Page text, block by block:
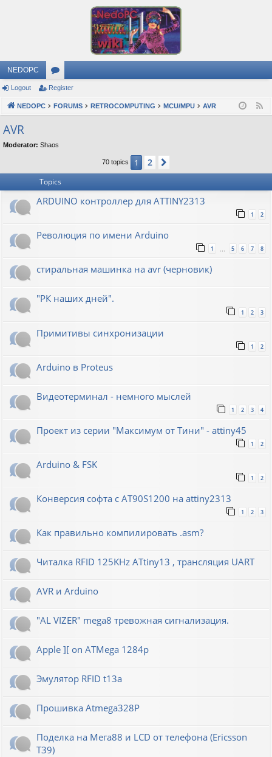
NEDOPC
or
u
s
Logout Register
NEDOPC FORUMS RETROCOMPUTING MCU/MPU AVR
AVR
Moderator: Shaos
70 topics 1 2
Topics
ARDUINO контроллер для ATTINY2313
1 2
Революция по имени Arduino
1 … 5 6 7 8
стиральная машинка на avr (черновик)
"РК наших дней".
1 2 3
Примитивы синхронизации
1 2
Arduino в Proteus
Видеотерминал - немного мыслей
1 2 3 4
Проект из серии "Максимум от Тини" - attiny45
1 2
Arduino & FSK
1 2
Конверсия софта с AT90S1200 на attiny2313
1 2 3
Как правильно компилировать .asm?
Читалка RFID 125KHz ATtiny13 , трансляция UART
AVR и Arduino
"AL VIZER" mega8 тревожная сигнализация.
Apple ][ on ATMega 1284p
Эмулятор RFID t13a
Прошивка Atmega328P
Поделка на Мега88 и LCD от телефона (Ericsson
T39)